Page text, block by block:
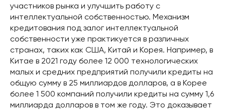
участников рынка и улучшить работу с
интеллектуальной собственностью. Механизм
кредитования под залог интеллектуальной
собственности уже практикуется в различных
странах, таких как США, Китай и Корея. Например, в
Китае в 2021 году более 12 000 технологических
малых и средних предприятий получили кредиты на
общую сумму в 25 миллиардов долларов, а в Корее
более 1 500 компаний получили кредиты на сумму 1,6
миллиарда долларов в том же году. Это доказывает